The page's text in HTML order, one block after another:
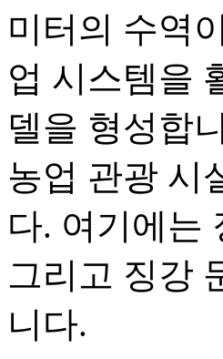
미터의 수역
업 시스템을
델을 형성합
농업 관광 시
다. 여기에는
그리고 징강
니다.